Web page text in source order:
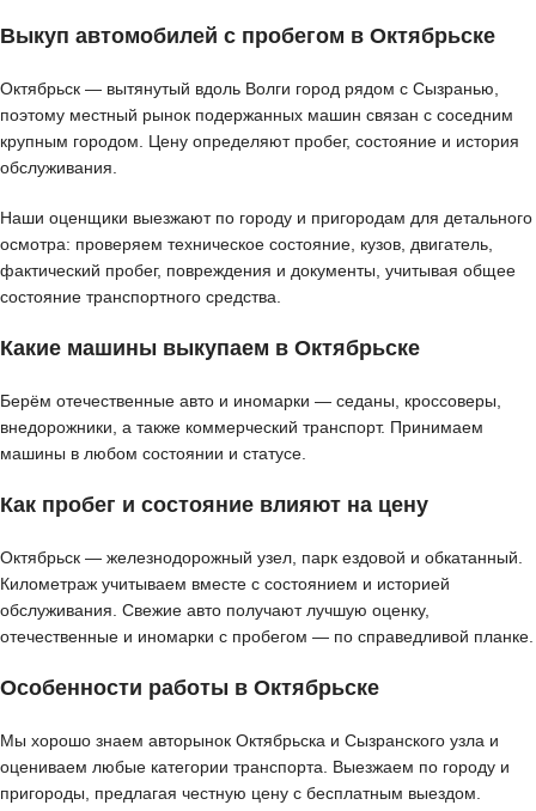
Выкуп автомобилей с пробегом в Октябрьске
Октябрьск — вытянутый вдоль Волги город рядом с Сызранью,
поэтому местный рынок подержанных машин связан с соседним
крупным городом. Цену определяют пробег, состояние и история
обслуживания.
Наши оценщики выезжают по городу и пригородам для детального
осмотра: проверяем техническое состояние, кузов, двигатель,
фактический пробег, повреждения и документы, учитывая общее
состояние транспортного средства.
Какие машины выкупаем в Октябрьске
Берём отечественные авто и иномарки — седаны, кроссоверы,
внедорожники, а также коммерческий транспорт. Принимаем
машины в любом состоянии и статусе.
Как пробег и состояние влияют на цену
Октябрьск — железнодорожный узел, парк ездовой и обкатанный.
Километраж учитываем вместе с состоянием и историей
обслуживания. Свежие авто получают лучшую оценку,
отечественные и иномарки с пробегом — по справедливой планке.
Особенности работы в Октябрьске
Мы хорошо знаем авторынок Октябрьска и Сызранского узла и
оцениваем любые категории транспорта. Выезжаем по городу и
пригороды, предлагая честную цену с бесплатным выездом.